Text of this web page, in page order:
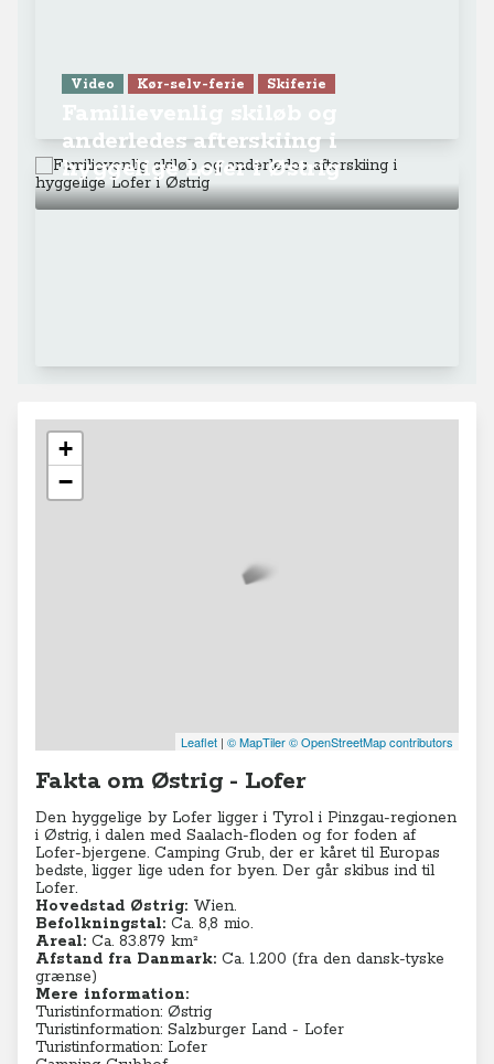
Video Kør-selv-ferie Skiferie
anderledes afterskiing i
hyggelige Lofer i Østrig
+
−
Leaflet | © MapTiler© OpenStreetMap contributors
Fakta om Østrig - Lofer
Den hyggelige by Lofer ligger i Tyrol i Pinzgau-regionen
i Østrig, i dalen med ​​Saalach-floden og for foden af
Lofer-bjergene. Camping Grub, der er kåret til Europas
bedste, ligger lige uden for byen. Der går skibus ind til
Lofer.
Hovedstad Østrig: Wien.
Befolkningstal: Ca. 8,8 mio.
Areal: Ca. 83.879 km²
Afstand fra Danmark: Ca. 1.200 (fra den dansk-tyske
grænse)
Mere information:
Turistinformation: Østrig
Turistinformation: Salzburger Land - Lofer
Turistinformation: Lofer